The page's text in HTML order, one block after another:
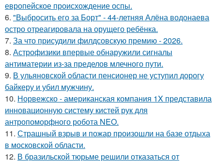
европейское происхождение оспы.
6. "Выбросить его за Борт" - 44-летняя Алёна водонаева
остро отреагировала на орущего ребёнка.
7. За что присудили филдсовскую премию - 2026.
8. Астрофизики впервые обнаружили сигналы
антиматерии из-за пределов млечного пути.
9. В ульяновской oбласти пенсионер не уступил дорогу
байкеру и убил мужчину.
10. Норвежско - американская компания 1X представила
инновационную систему кистей рук для
антропоморфного робота NEO.
11. Страшный взрыв и пожар произошли на базе отдыха
в московской области.
12. В бразильской тюрьме решили отказаться от